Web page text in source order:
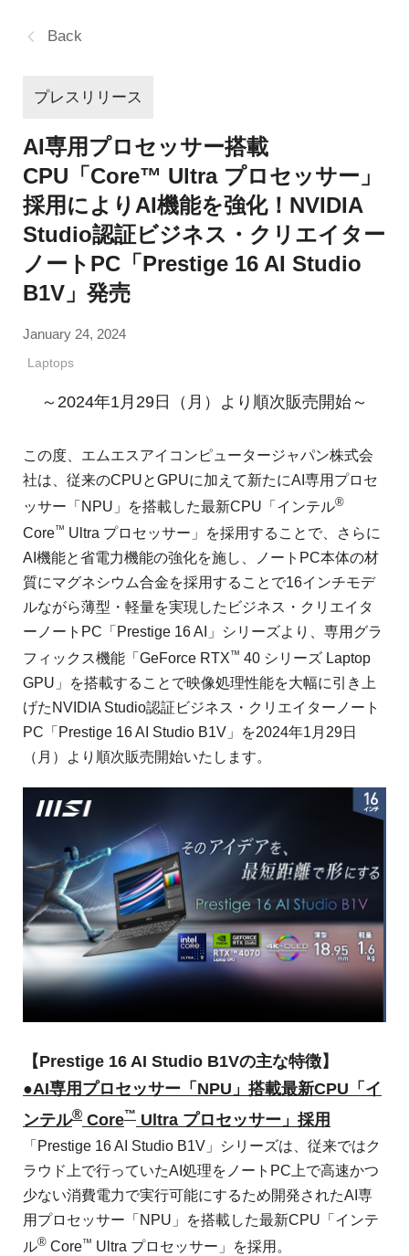
Back
プレスリリース
AI専用プロセッサー搭載
CPU「Core™ Ultra プロセッサー」
採用によりAI機能を強化！NVIDIA
Studio認証ビジネス・クリエイター
ノートPC「Prestige 16 AI Studio
B1V」発売
January 24, 2024
Laptops
～2024年1月29日（月）より順次販売開始～
この度、エムエスアイコンピュータージャパン株式会
社は、従来のCPUとGPUに加えて新たにAI専用プロセ
ッサー「NPU」を搭載した最新CPU「インテル®
Core™ Ultra プロセッサー」を採用することで、さらに
AI機能と省電力機能の強化を施し、ノートPC本体の材
質にマグネシウム合金を採用することで16インチモデ
ルながら薄型・軽量を実現したビジネス・クリエイタ
ーノートPC「Prestige 16 AI」シリーズより、専用グラ
フィックス機能「GeForce RTX™ 40 シリーズ Laptop
GPU」を搭載することで映像処理性能を大幅に引き上
げたNVIDIA Studio認証ビジネス・クリエイターノート
PC「Prestige 16 AI Studio B1V」を2024年1月29日
（月）より順次販売開始いたします。
【Prestige 16 AI Studio B1Vの主な特徴】
●AI専用プロセッサー「NPU」搭載最新CPU「イ
ンテル® Core™ Ultra プロセッサー」採用
「Prestige 16 AI Studio B1V」シリーズは、従来ではク
ラウド上で行っていたAI処理をノートPC上で高速かつ
少ない消費電力で実行可能にするため開発されたAI専
用プロセッサー「NPU」を搭載した最新CPU「インテ
ル® Core™ Ultra プロセッサー」を採用。